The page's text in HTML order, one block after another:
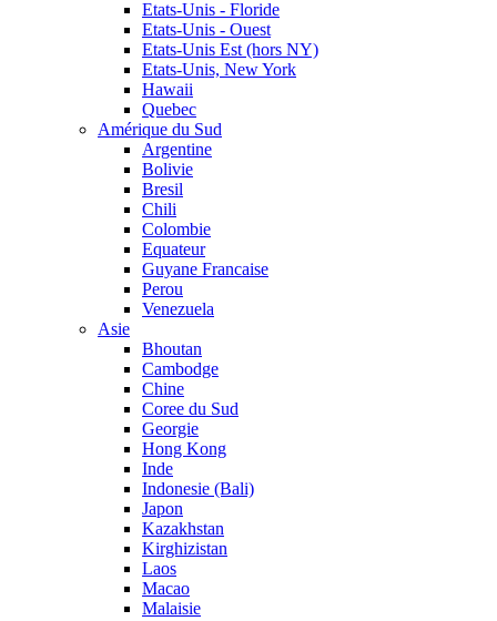
Etats-Unis - Floride
Etats-Unis - Ouest
Etats-Unis Est (hors NY)
Etats-Unis, New York
Hawaii
Quebec
Amérique du Sud
Argentine
Bolivie
Bresil
Chili
Colombie
Equateur
Guyane Francaise
Perou
Venezuela
Asie
Bhoutan
Cambodge
Chine
Coree du Sud
Georgie
Hong Kong
Inde
Indonesie (Bali)
Japon
Kazakhstan
Kirghizistan
Laos
Macao
Malaisie